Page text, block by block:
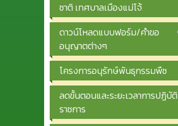
ชาติ เทศบาลเมืองแม่โจ้
ดาวน์โหลดแบบฟอร์ม/คำขอ
อนุญาตต่างๆ
โครงการอนุรักษ์พันธุกรรมพืช
ลดขั้นตอนและระยะเวลาการปฏิบัติ
ราชการ